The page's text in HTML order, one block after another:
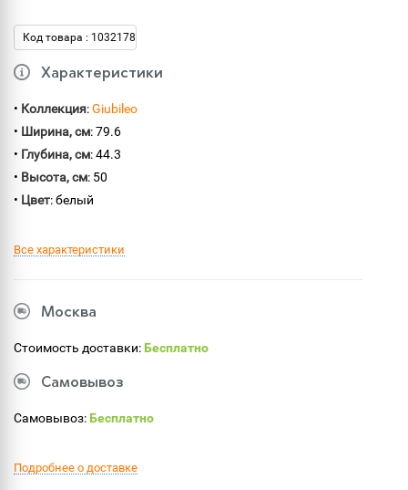
Код товара : 1032178
Характеристики
• Коллекция:Giubileo
• Ширина, см: 79.6
• Глубина, см: 44.3
• Высота, см: 50
• Цвет: белый
Все характеристики
Москва
Стоимость доставки:Бесплатно
Самовывоз
Самовывоз:Бесплатно
Подробнее о доставке